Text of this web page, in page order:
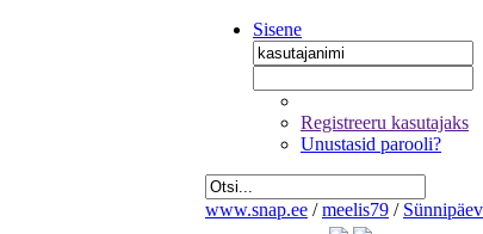
Sisene
Registreeru kasutajaks
Unustasid parooli?
www.snap.ee / meelis79 /